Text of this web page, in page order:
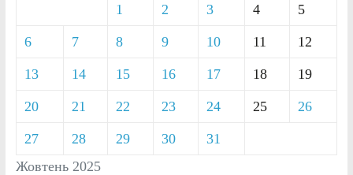
Жовтень 2025
1 2 3 4 5
6 7 8 9 10 11 12
13 14 15 16 17 18 19
20 21 22 23 24 25 26
27 28 29 30 31